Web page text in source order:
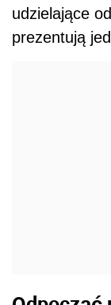
udzielające
prezentują